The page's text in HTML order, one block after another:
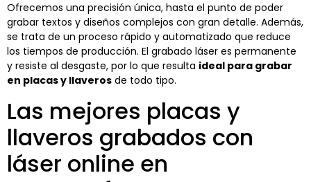
Ofrecemos una precisión única, hasta el punto de poder
grabar textos y diseños complejos con gran detalle. Además,
se trata de un proceso rápido y automatizado que reduce
los tiempos de producción. El grabado láser es permanente
y resiste al desgaste, por lo que resulta ideal para grabar
en placas y llaveros de todo tipo.
Las mejores placas y
llaveros grabados con
láser online en